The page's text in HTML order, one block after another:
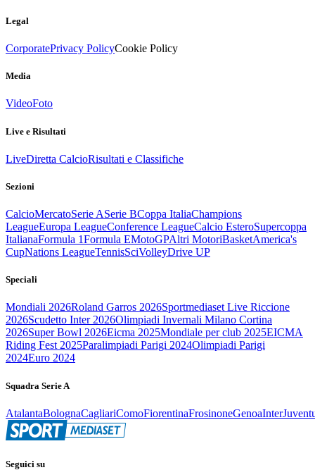
Legal
CorporatePrivacy PolicyCookie Policy
Media
VideoFoto
Live e Risultati
LiveDiretta CalcioRisultati e Classifiche
Sezioni
CalcioMercatoSerie ASerie BCoppa ItaliaChampions
LeagueEuropa LeagueConference LeagueCalcio EsteroSupercoppa
ItalianaFormula 1Formula EMotoGPAltri MotoriBasketAmerica's
CupNations LeagueTennisSciVolleyDrive UP
Speciali
Mondiali 2026Roland Garros 2026Sportmediaset Live Riccione
2026Scudetto Inter 2026Olimpiadi Invernali Milano Cortina
2026Super Bowl 2026Eicma 2025Mondiale per club 2025EICMA
Riding Fest 2025Paralimpiadi Parigi 2024Olimpiadi Parigi
2024Euro 2024
Squadra Serie A
AtalantaBolognaCagliariComoFiorentinaFrosinoneGenoaInter
Seguici su